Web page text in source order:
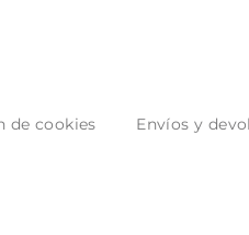
de cookies
Envíos y